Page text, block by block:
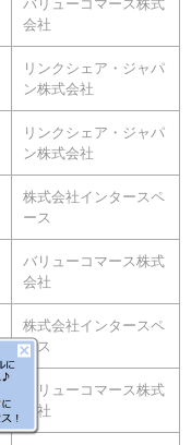
バリューコマース株式
会社
リンクシェア・ジャパ
ン株式会社
リンクシェア・ジャパ
ン株式会社
株式会社インタースペ
ース
バリューコマース株式
会社
株式会社インタースペ
ース
バリューコマース株式
会社